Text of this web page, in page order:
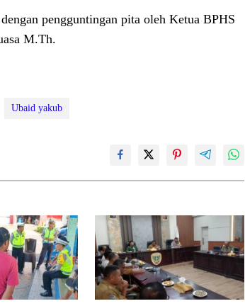
pengguntingan pita oleh Ketua BPHS
M.Th.
Ubaid yakub